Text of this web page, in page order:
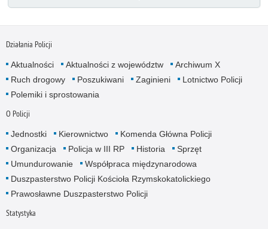
Działania Policji
Aktualności Aktualności z województw
Archiwum X
Ruch drogowy
Poszukiwani Zaginieni
Lotnictwo Policji
Polemiki i sprostowania
O Policji
Jednostki Kierownictwo
Komenda Główna Policji
Organizacja
Policja w III RP Historia
Sprzęt
Umundurowanie
Współpraca międzynarodowa
Duszpasterstwo Policji Kościoła Rzymskokatolickiego
Prawosławne Duszpasterstwo Policji
Statystyka